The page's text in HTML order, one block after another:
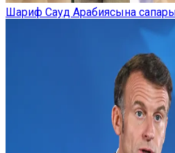
Шариф Сауд Арабиясына